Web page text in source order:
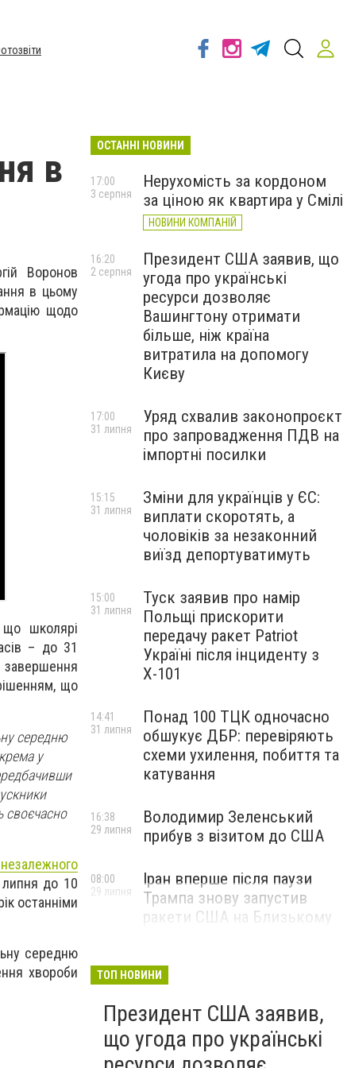
в
Воронов
в цьому
щодо
що школярі
– до 31
завершення
що
середню
у
своєчасно
липня до 10
останніми
середню
хвороби
ОСТАННІ НОВИНИ
Нерухомість за кордоном
за ціною як квартира у Смілі
НОВИНИ КОМПАНІЙ
17:00
3 серпня
Президент США заявив, що
угода про українські
ресурси дозволяє
Вашингтону отримати
більше, ніж країна
витратила на допомогу
Києву
16:20
2 серпня
Уряд схвалив законопроєкт
про запровадження ПДВ на
імпортні посилки
17:00
31 липня
Зміни для українців у ЄС:
виплати скоротять, а
чоловіків за незаконний
виїзд депортуватимуть
15:15
31 липня
Туск заявив про намір
Польщі прискорити
передачу ракет Patriot
Україні після інциденту з
Х-101
15:00
31 липня
Понад 100 ТЦК одночасно
обшукує ДБР: перевіряють
схеми ухилення, побиття та
катування
14:41
31 липня
Володимир Зеленський
прибув з візитом до США
16:38
29 липня
Іран вперше після паузи
Трампа знову запустив
ракети США на Близькому
08:00
29 липня
ТОП НОВИНИ
Президент США заявив,
що угода про українські